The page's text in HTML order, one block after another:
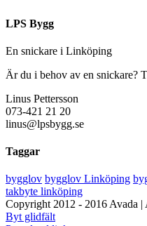
LPS Bygg
En snickare i Linköping
Är du i behov av en snickare?
Linus Pettersson
073-421 21 20
linus@lpsbygg.se
Taggar
bygglov bygglov Linköping
takbyte linköping
Copyright 2012 - 2016 Avada
Byt glidfält